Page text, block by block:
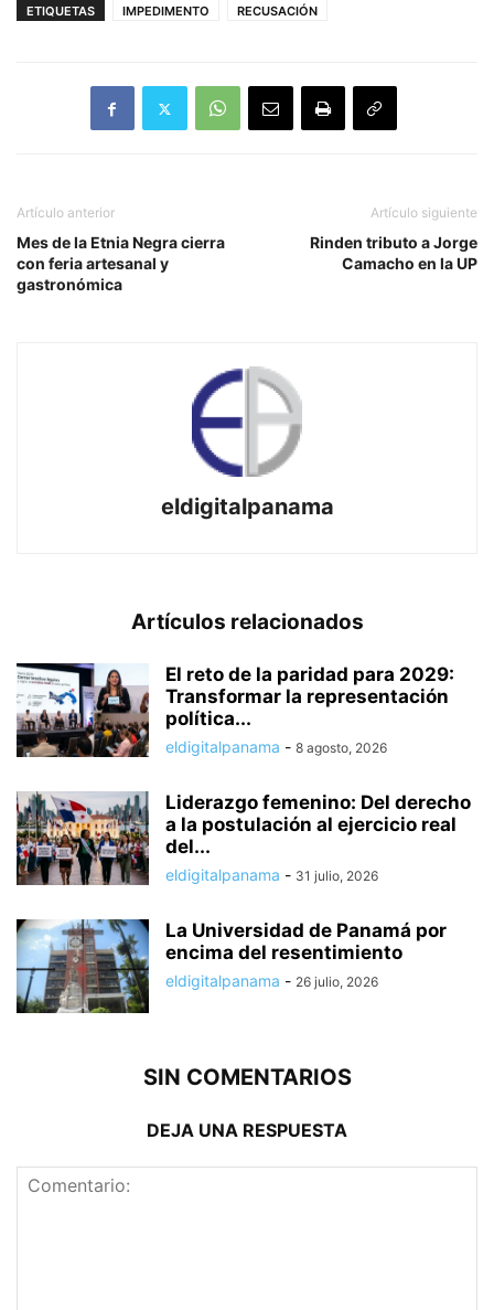
ETIQUETAS IMPEDIMENTO RECUSACIÓN
Artículo anterior
Mes de la Etnia Negra cierra
con feria artesanal y
gastronómica
Artículo siguiente
Rinden tributo a Jorge
Camacho en la UP
eldigitalpanama
Artículos relacionados
El reto de la paridad para 2029:
Transformar la representación
política...
eldigitalpanama - 8 agosto, 2026
Liderazgo femenino: Del derecho
a la postulación al ejercicio real
del...
eldigitalpanama - 31 julio, 2026
La Universidad de Panamá por
encima del resentimiento
eldigitalpanama - 26 julio, 2026
SIN COMENTARIOS
DEJA UNA RESPUESTA